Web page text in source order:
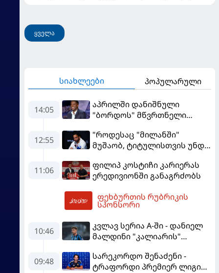
ყველა
სიახლეები პოპულარული
14:05
აპრილში დანიშნული
"ბორდოს" მწვრთნელი
12:55
"როდესაც "მილანში"
მუშაობ, ტიტულისთვის უნდა
"როსონერის" ფანები
დააიმედა
11:06
ფილიპ კოსტიჩი კარიერას
ერედივიონში განაგრძობს
ფეხბურთის რუბრიკის
სპონსორი
10:46
კვლავ სერია A-ში - დანიელ
მალდინი "კალიარის"
09:48
სარეკორდო შენაძენი -
ტრაფორდი პრემიერ ლიგის